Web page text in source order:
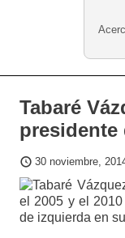
Tabaré
presidente
30 noviembre,